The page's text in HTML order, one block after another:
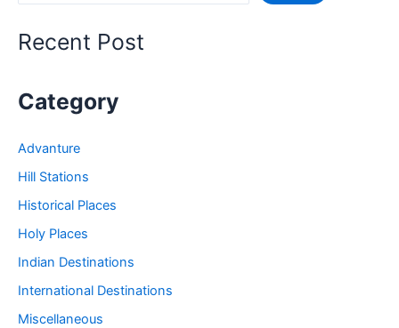
Udaypur
Tourist
Recent Post
Category
Advanture
Hill Stations
Historical Places
Holy Places
Indian Destinations
International Destinations
Miscellaneous